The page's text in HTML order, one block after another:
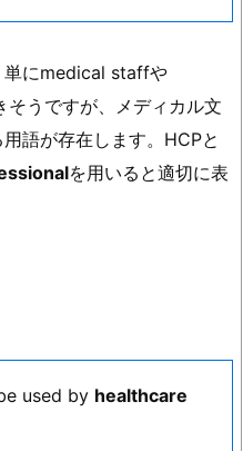
単にmedical staffや
うですが、メディカル文
語が存在します。HCPと
を用いると適切に表
used by healthcare